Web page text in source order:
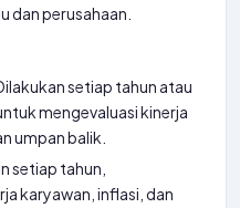
dan perusahaan.
setiap tahun atau
mengevaluasi kinerja
umpan balik.
setiap tahun,
karyawan, inflasi, dan